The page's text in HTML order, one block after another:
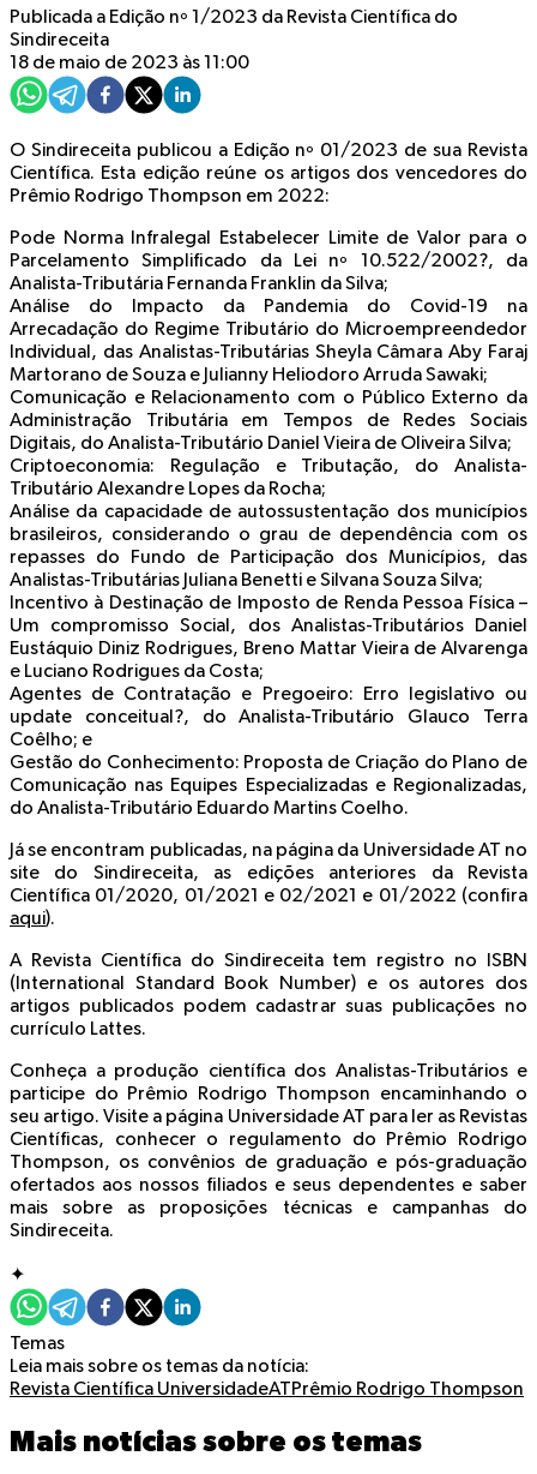
Publicada a Edição nº 1/2023 da Revista Científica do
Sindireceita
18 de maio de 2023 às 11:00
O Sindireceita publicou a Edição nº 01/2023 de sua Revista
Científica. Esta edição reúne os artigos dos vencedores do
Prêmio Rodrigo Thompson em 2022:
Pode Norma Infralegal Estabelecer Limite de Valor para o
Parcelamento Simplificado da Lei nº 10.522/2002?, da
Analista-Tributária Fernanda Franklin da Silva;
Análise do Impacto da Pandemia do Covid-19 na
Arrecadação do Regime Tributário do Microempreendedor
Individual, das Analistas-Tributárias Sheyla Câmara Aby Faraj
Martorano de Souza e Julianny Heliodoro Arruda Sawaki;
Comunicação e Relacionamento com o Público Externo da
Administração Tributária em Tempos de Redes Sociais
Digitais, do Analista-Tributário Daniel Vieira de Oliveira Silva;
Criptoeconomia: Regulação e Tributação, do Analista-
Tributário Alexandre Lopes da Rocha;
Análise da capacidade de autossustentação dos municípios
brasileiros, considerando o grau de dependência com os
repasses do Fundo de Participação dos Municípios, das
Analistas-Tributárias Juliana Benetti e Silvana Souza Silva;
Incentivo à Destinação de Imposto de Renda Pessoa Física –
Um compromisso Social, dos Analistas-Tributários Daniel
Eustáquio Diniz Rodrigues, Breno Mattar Vieira de Alvarenga
e Luciano Rodrigues da Costa;
Agentes de Contratação e Pregoeiro: Erro legislativo ou
update conceitual?, do Analista-Tributário Glauco Terra
Coêlho; e
Gestão do Conhecimento: Proposta de Criação do Plano de
Comunicação nas Equipes Especializadas e Regionalizadas,
do Analista-Tributário Eduardo Martins Coelho.
Já se encontram publicadas, na página da Universidade AT no
site do Sindireceita, as edições anteriores da Revista
Científica 01/2020, 01/2021 e 02/2021 e 01/2022 (confira
aqui).
A Revista Científica do Sindireceita tem registro no ISBN
(International Standard Book Number) e os autores dos
artigos publicados podem cadastrar suas publicações no
currículo Lattes.
Conheça a produção científica dos Analistas-Tributários e
participe do Prêmio Rodrigo Thompson encaminhando o
seu artigo. Visite a página Universidade AT para ler as Revistas
Científicas, conhecer o regulamento do Prêmio Rodrigo
Thompson, os convênios de graduação e pós-graduação
ofertados aos nossos filiados e seus dependentes e saber
mais sobre as proposições técnicas e campanhas do
Sindireceita.
✦
Temas
Leia mais sobre os temas da notícia:
Revista Científica UniversidadeATPrêmio Rodrigo Thompson
Mais notícias sobre os temas